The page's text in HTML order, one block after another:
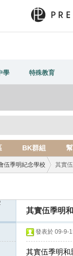
學 特殊教育
BK群組
伍季明紀念學校
›
其實
其實伍季明
發表於 09-9-
其實伍季明和